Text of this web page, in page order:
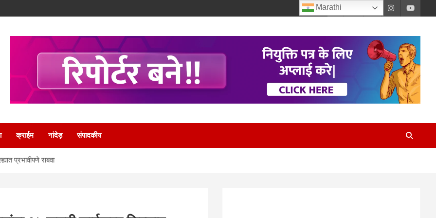
क्राईम नांदेड़ संपादकीय
प्रभावीपणे राबवा
Marathi